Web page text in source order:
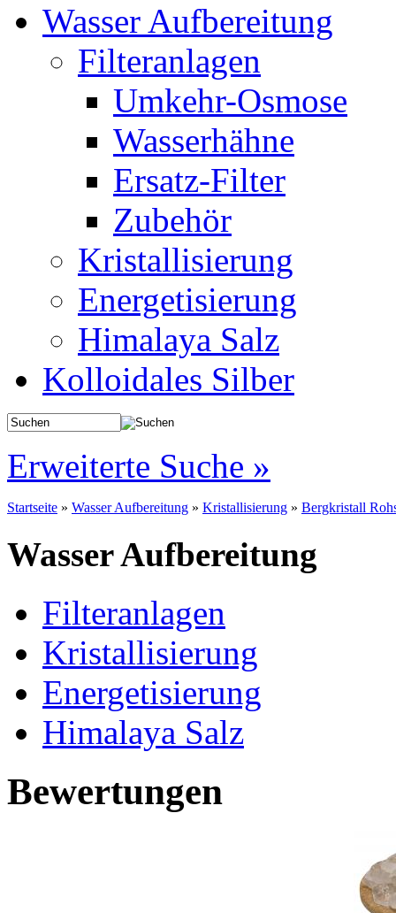
Wasser Aufbereitung
Filteranlagen
Umkehr-Osmose
Wasserhähne
Ersatz-Filter
Zubehör
Kristallisierung
Energetisierung
Himalaya Salz
Kolloidales Silber
Erweiterte Suche »
Startseite » Wasser Aufbereitung » Kristallisierung » Bergkristall
Wasser Aufbereitung
Filteranlagen
Kristallisierung
Energetisierung
Himalaya Salz
Bewertungen